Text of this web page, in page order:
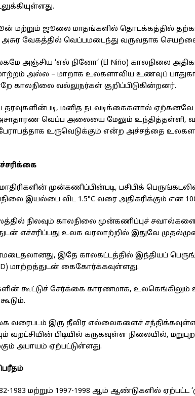
மற்றும் ஜூலை மாதங்களில் தொடக்கத்தில்
வேகத்தில் வெப்பமடைந்து வருவதாக
அஞ்சிய ‘எல் நினோ’ (El Niño) காலநிலை
அல்ல – மாறாக உலகளாவிய உணவுப்
காலநிலை வல்லுநர்கள் குறிப்பிடுகின்றனர்.
மனித நடவடிக்கைகளால் ஏற்கனவே
வெப்ப அலையை மேலும் உந்தித்தள்ளி,
பேராபத்தாக உருவெடுக்கும் என்ற அச்சத்தை
முன்கணிப்பின்படி, பசிபிக் பெருங்கடலின்
இயல்பை விட 1.5°C வரை அதிகரிக்கும் என
நிலவும் காலநிலை முன்கணிப்புச்
எச்சரிப்பது உலக வரலாற்றில் இதுவே
இதே காலகட்டத்தில் இந்தியப்
மாற்றத்துடன் கைகோர்க்கவுள்ளது.
கூட்டுச் சேர்க்கை காரணமாக, உலகெங்கிலும்
இரு தீவிர எல்லைகளைச்
வறட்சியின் பிடியில் கருகவுள்ள நிலையில்,
அபாயம் ஏற்பட்டுள்ளது.
1983 மற்றும் 1997-1998 ஆம் ஆண்டுகளில்